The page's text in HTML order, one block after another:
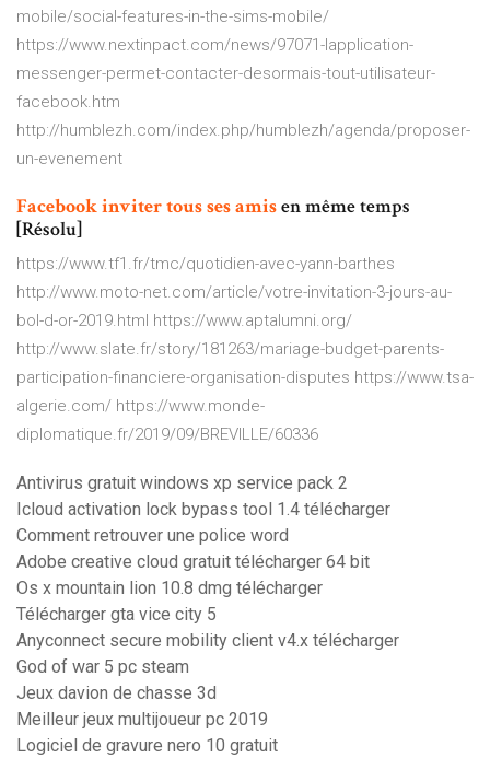
mobile/social-features-in-the-sims-mobile/
https://www.nextinpact.com/news/97071-lapplication-
messenger-permet-contacter-desormais-tout-utilisateur-
facebook.htm
http://humblezh.com/index.php/humblezh/agenda/proposer-
un-evenement
Facebookinvitertoussesamisen même temps
[Résolu]
https://www.tf1.fr/tmc/quotidien-avec-yann-barthes
http://www.moto-net.com/article/votre-invitation-3-jours-au-
bol-d-or-2019.html https://www.aptalumni.org/
http://www.slate.fr/story/181263/mariage-budget-parents-
participation-financiere-organisation-disputes https://www.tsa-
algerie.com/ https://www.monde-
diplomatique.fr/2019/09/BREVILLE/60336
Antivirus gratuit windows xp service pack 2
Icloud activation lock bypass tool 1.4 télécharger
Comment retrouver une police word
Adobe creative cloud gratuit télécharger 64 bit
Os x mountain lion 10.8 dmg télécharger
Télécharger gta vice city 5
Anyconnect secure mobility client v4.x télécharger
God of war 5 pc steam
Jeux davion de chasse 3d
Meilleur jeux multijoueur pc 2019
Logiciel de gravure nero 10 gratuit